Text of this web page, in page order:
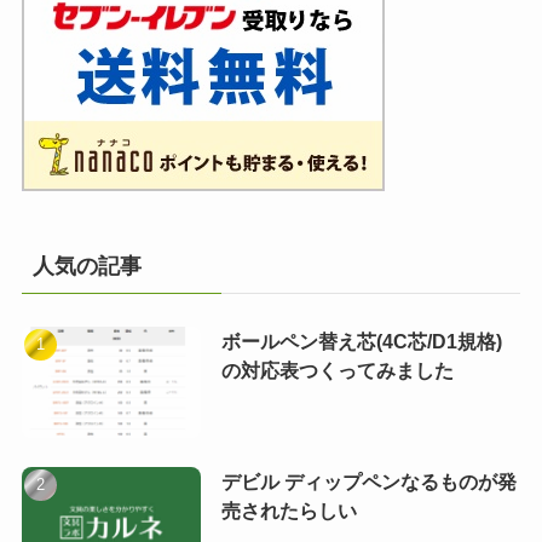
人気の記事
ボールペン替え芯(4C芯/D1規格)
の対応表つくってみました
デビル ディップペンなるものが発
売されたらしい